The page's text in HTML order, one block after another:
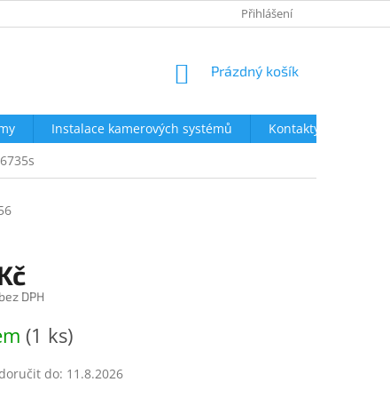
OBCHODNÍ PODMÍNKY
Přihlášení
NÁKUPNÍ
Prázdný košík
Instalace kamerových systémů
Kontakty
DPH
(1 ks)
do: 11.8.2026